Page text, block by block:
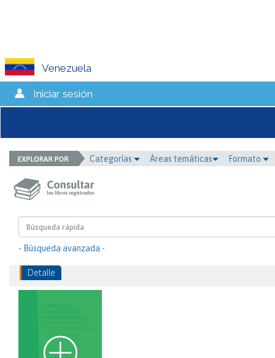
Venezuela
Iniciar sesión
Categorías Áreas temáticas Formato
- Búsqueda avanzada -
Detalle